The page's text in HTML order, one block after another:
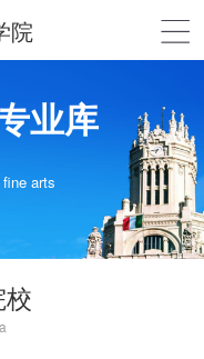
院
业库
arts